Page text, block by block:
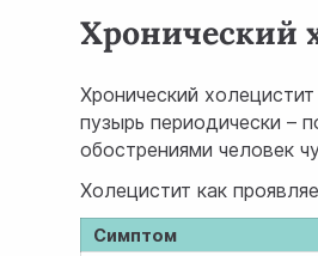
Хронический
Хронический
пузырь периодически –
обострениями человек
Холецистит как
Симптом